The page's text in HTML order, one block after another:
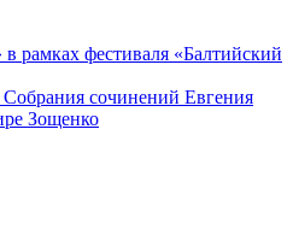
рамках фестиваля «Балтийский
Собрания сочинений Евгения
Зощенко